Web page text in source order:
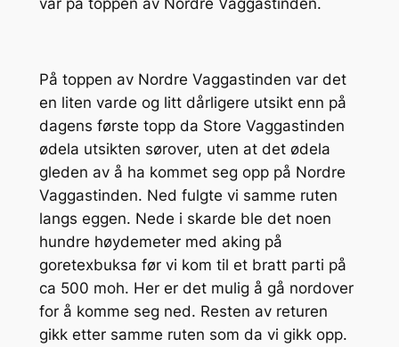
På toppen av Nordre Vaggastinden var det
en liten varde og litt dårligere utsikt enn på
dagens første topp da Store Vaggastinden
ødela utsikten sørover, uten at det ødela
gleden av å ha kommet seg opp på Nordre
Vaggastinden. Ned fulgte vi samme ruten
langs eggen. Nede i skarde ble det noen
hundre høydemeter med aking på
goretexbuksa før vi kom til et bratt parti på
ca 500 moh. Her er det mulig å gå nordover
for å komme seg ned. Resten av returen
gikk etter samme ruten som da vi gikk opp.